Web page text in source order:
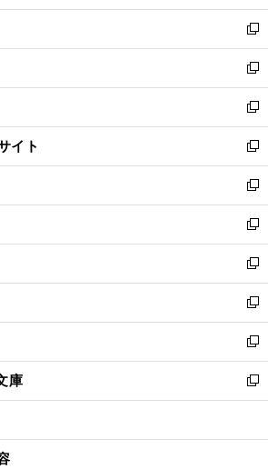
開
く
ウ
で
開
く
ン
ド
ウ
で
開
く
ウ
ィ
ン
ド
ウ
で
開
く
新
し
い
ウ
ィ
ン
ド
ウ
で
開
く
新
し
い
ウ
ィ
ン
ド
ウ
で
開
く
新
し
い
ウ
ィ
ン
ド
ウ
で
開
く
イト
新
し
い
ウ
ィ
ン
ド
ウ
で
開
く
新
し
い
ウ
ィ
ン
ド
ウ
で
開
く
新
し
い
ウ
ィ
ン
ド
ウ
で
開
新
し
い
ウ
ィ
ン
ド
ウ
開
新
し
い
ウ
ィ
ン
ウ
新
し
い
ウ
ン
庫
新
し
ウ